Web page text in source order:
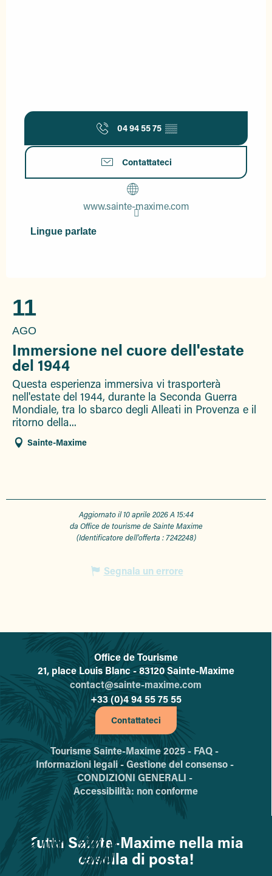
04 94 55 75 ▒▒
Contattateci
www.sainte-maxime.com
Lingue parlate
Lingue parlate
11
AGO
Immersione nel cuore dell'estate
del 1944
Questa esperienza immersiva vi trasporterà
nell'estate del 1944, durante la Seconda Guerra
Mondiale, tra lo sbarco degli Alleati in Provenza e il
ritorno della...
Sainte-Maxime
Aggiornato il 10 aprile 2026 A 15:44
da Office de tourisme de Sainte Maxime
(Identificatore dell'offerta : 7242248)
Segnala un errore
L'office de tourisme de Sainte-
Office de Tourisme
21, place Louis Blanc - 83120 Sainte-Maxime
contact@sainte-maxime.com
+33 (0)4 94 55 75 55
Contattateci
Tourisme Sainte-Maxime 2025 - FAQ -
Informazioni legali -Gestione del consenso -
CONDIZIONI GENERALI -
Accessibilità: non conforme
Tutta Sainte-Maxime nella mia
casella di posta!